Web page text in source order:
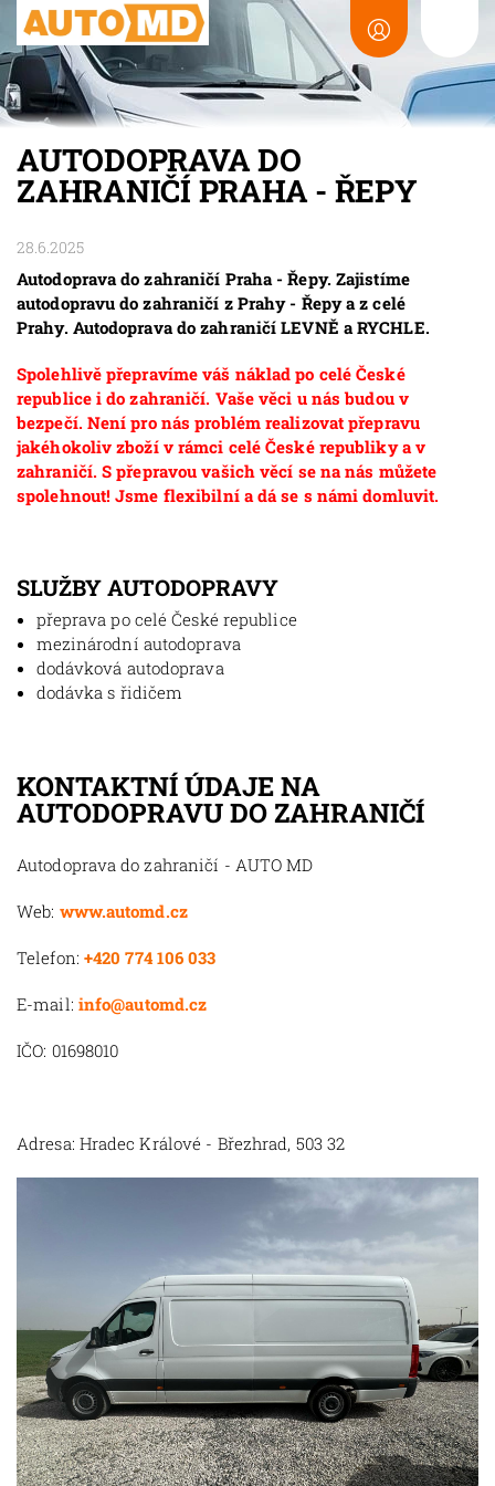
AUTODOPRAVA DO
ZAHRANIČÍ PRAHA - ŘEPY
28.6.2025
Autodoprava do zahraničí Praha - Řepy. Zajistíme
autodopravu do zahraničí z Prahy - Řepy a z celé
Prahy. Autodoprava do zahraničí LEVNĚ a RYCHLE.
Spolehlivě přepravíme váš náklad po celé České
republice i do zahraničí. Vaše věci u nás budou v
bezpečí. Není pro nás problém realizovat přepravu
jakéhokoliv zboží v rámci celé České republiky a v
zahraničí. S přepravou vašich věcí se na nás můžete
spolehnout! Jsme flexibilní a dá se s námi domluvit.
SLUŽBY AUTODOPRAVY
přeprava po celé České republice
mezinárodní autodoprava
dodávková autodoprava
dodávka s řidičem
KONTAKTNÍ ÚDAJE NA
AUTODOPRAVU DO ZAHRANIČÍ
Autodoprava do zahraničí - AUTO MD
Web: www.automd.cz
Telefon: +420 774 106 033
E-mail: info@automd.cz
IČO: 01698010
Adresa: Hradec Králové - Březhrad, 503 32